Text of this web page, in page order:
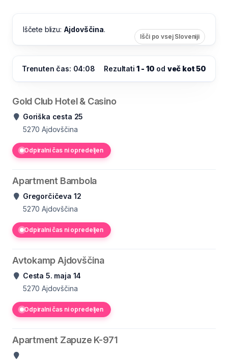
Iščete blizu: Ajdovščina.
Išči po vsej Sloveniji
Trenuten čas: 04:08 Rezultati1 - 10 od več kot 50
Gold Club Hotel & Casino
Goriška cesta 25
5270 Ajdovščina
Odpiralni čas ni opredeljen
Apartment Bambola
Gregorčičeva 12
5270 Ajdovščina
Odpiralni čas ni opredeljen
Avtokamp Ajdovščina
Cesta 5. maja 14
5270 Ajdovščina
Odpiralni čas ni opredeljen
Apartment Zapuze K-971